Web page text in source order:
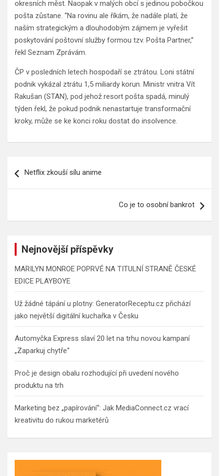
okresních měst. Naopak v malých obcí s jedinou pobočkou
pošta zůstane. “Na rovinu ale říkám, že nadále platí, že
naším strategickým a dlouhodobým zájmem je vyřešit
poskytování poštovní služby formou tzv. Pošta Partner,”
řekl Seznam Zprávám.
ČP v posledních letech hospodaří se ztrátou. Loni státní
podnik vykázal ztrátu 1,5 miliardy korun. Ministr vnitra Vít
Rakušan (STAN), pod jehož resort pošta spadá, minulý
týden řekl, že pokud podnik nenastartuje transformační
kroky, může se ke konci roku dostat do insolvence.
proNetflix zkouší sílu anime
Co je to osobní bankrot
Nejnovější příspěvky
MARILYN MONROE POPRVÉ NA TITULNÍ STRANĚ ČESKÉ
EDICE PLAYBOYE
Už žádné tápání u plotny: GeneratorReceptu.cz přichází
jako největší digitální kuchařka v Česku
Automyčka Express slaví 20 let na trhu novou kampaní
„Zaparkuj chytře“
Proč je design obalu rozhodující při uvedení nového
produktu na trh
Marketing bez „papírování“: Jak MediaConnect.cz vrací
kreativitu do rukou marketérů